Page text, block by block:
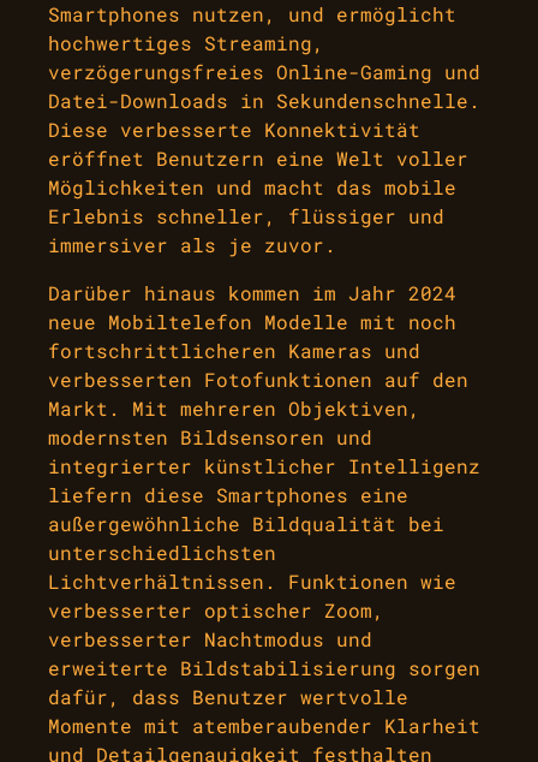
Smartphones nutzen, und ermöglicht
hochwertiges Streaming,
verzögerungsfreies Online-Gaming und
Datei-Downloads in Sekundenschnelle.
Diese verbesserte Konnektivität
eröffnet Benutzern eine Welt voller
Möglichkeiten und macht das mobile
Erlebnis schneller, flüssiger und
immersiver als je zuvor.
Darüber hinaus kommen im Jahr 2024
neue Mobiltelefon Modelle mit noch
fortschrittlicheren Kameras und
verbesserten Fotofunktionen auf den
Markt. Mit mehreren Objektiven,
modernsten Bildsensoren und
integrierter künstlicher Intelligenz
liefern diese Smartphones eine
außergewöhnliche Bildqualität bei
unterschiedlichsten
Lichtverhältnissen. Funktionen wie
verbesserter optischer Zoom,
verbesserter Nachtmodus und
erweiterte Bildstabilisierung sorgen
dafür, dass Benutzer wertvolle
Momente mit atemberaubender Klarheit
und Detailgenauigkeit festhalten